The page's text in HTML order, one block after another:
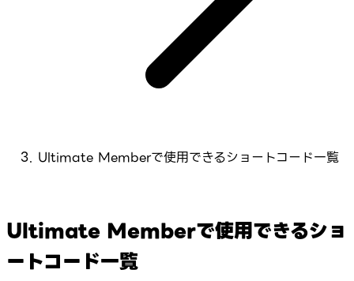
Ultimate Memberで使用できるショートコード一覧
Ultimate Memberで使用できるショ
ートコード一覧